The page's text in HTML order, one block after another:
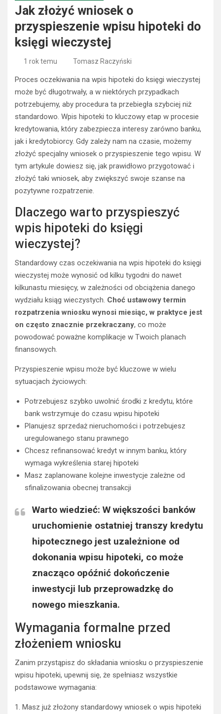
Jak złożyć wniosek o
przyspieszenie wpisu hipoteki do
księgi wieczystej
1 rok temu Tomasz Raczyński
Proces oczekiwania na wpis hipoteki do księgi wieczystej
może być długotrwały, a w niektórych przypadkach
potrzebujemy, aby procedura ta przebiegła szybciej niż
standardowo. Wpis hipoteki to kluczowy etap w procesie
kredytowania, który zabezpiecza interesy zarówno banku,
jak i kredytobiorcy. Gdy zależy nam na czasie, możemy
złożyć specjalny wniosek o przyspieszenie tego wpisu. W
tym artykule dowiesz się, jak prawidłowo przygotować i
złożyć taki wniosek, aby zwiększyć swoje szanse na
pozytywne rozpatrzenie.
Dlaczego warto przyspieszyć
wpis hipoteki do księgi
wieczystej?
Standardowy czas oczekiwania na wpis hipoteki do księgi
wieczystej może wynosić od kilku tygodni do nawet
kilkunastu miesięcy, w zależności od obciążenia danego
wydziału ksiąg wieczystych. Choć ustawowy termin
rozpatrzenia wniosku wynosi miesiąc, w praktyce jest
on często znacznie przekraczany, co może
powodować poważne komplikacje w Twoich planach
finansowych.
Przyspieszenie wpisu może być kluczowe w wielu
sytuacjach życiowych:
Potrzebujesz szybko uwolnić środki z kredytu, które
bank wstrzymuje do czasu wpisu hipoteki
Planujesz sprzedaż nieruchomości i potrzebujesz
uregulowanego stanu prawnego
Chcesz refinansować kredyt w innym banku, który
wymaga wykreślenia starej hipoteki
Masz zaplanowane kolejne inwestycje zależne od
sfinalizowania obecnej transakcji
Warto wiedzieć: W większości banków
uruchomienie ostatniej transzy kredytu
hipotecznego jest uzależnione od
dokonania wpisu hipoteki, co może
znacząco opóźnić dokończenie
inwestycji lub przeprowadzkę do
nowego mieszkania.
Wymagania formalne przed
złożeniem wniosku
Zanim przystąpisz do składania wniosku o przyspieszenie
wpisu hipoteki, upewnij się, że spełniasz wszystkie
podstawowe wymagania:
1. Masz już złożony standardowy wniosek o wpis hipoteki